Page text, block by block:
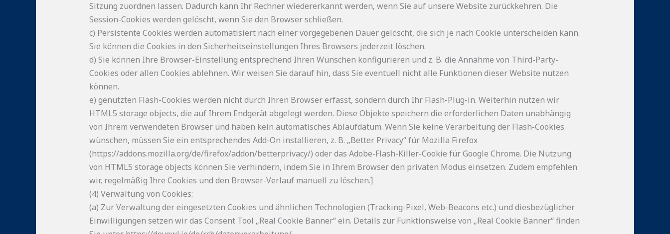
Sitzung zuordnen lassen. Dadurch kann Ihr Rechner wiedererkannt werden, wenn Sie auf unsere Website zurückkehren. Die
Session-Cookies werden gelöscht, wenn Sie den Browser schließen.
c) Persistente Cookies werden automatisiert nach einer vorgegebenen Dauer gelöscht, die sich je nach Cookie unterscheiden kann.
Sie können die Cookies in den Sicherheitseinstellungen Ihres Browsers jederzeit löschen.
d) Sie können Ihre Browser-Einstellung entsprechend Ihren Wünschen konfigurieren und z. B. die Annahme von Third-Party-
Cookies oder allen Cookies ablehnen. Wir weisen Sie darauf hin, dass Sie eventuell nicht alle Funktionen dieser Website nutzen
können.
e) genutzten Flash-Cookies werden nicht durch Ihren Browser erfasst, sondern durch Ihr Flash-Plug-in. Weiterhin nutzen wir
HTML5 storage objects, die auf Ihrem Endgerät abgelegt werden. Diese Objekte speichern die erforderlichen Daten unabhängig
von Ihrem verwendeten Browser und haben kein automatisches Ablaufdatum. Wenn Sie keine Verarbeitung der Flash-Cookies
wünschen, müssen Sie ein entsprechendes Add-On installieren, z. B. „Better Privacy“ für Mozilla Firefox
(https://addons.mozilla.org/de/firefox/addon/betterprivacy/) oder das Adobe-Flash-Killer-Cookie für Google Chrome. Die Nutzung
von HTML5 storage objects können Sie verhindern, indem Sie in Ihrem Browser den privaten Modus einsetzen. Zudem empfehlen
wir, regelmäßig Ihre Cookies und den Browser-Verlauf manuell zu löschen.]
(4) Verwaltung von Cookies:
(a) Zur Verwaltung der eingesetzten Cookies und ähnlichen Technologien (Tracking-Pixel, Web-Beacons etc.) und diesbezüglicher
Einwilligungen setzen wir das Consent Tool „Real Cookie Banner“ ein. Details zur Funktionsweise von „Real Cookie Banner“ finden